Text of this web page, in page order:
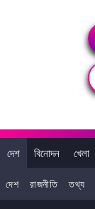
(টুইটার, ইনস্টাগ্রাম
ব্রেকিং নিউজ,
পোস্টটি
এবং লেটেস্টলি এতে
মতামত এবং তথ্য
কোনও দায়বদ্ধতা বা
দেশ বিনোদন খেলা
দেশ রাজনীতি তথ্য